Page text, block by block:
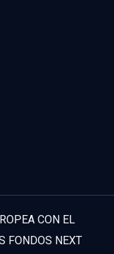
CON EL
FONDOS NEXT